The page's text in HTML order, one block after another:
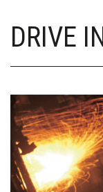
DRIVE